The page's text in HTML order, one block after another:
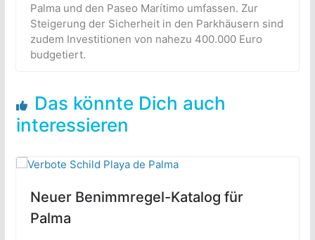
Palma und den Paseo Marítimo umfassen. Zur
Steigerung der Sicherheit in den Parkhäusern sind
zudem Investitionen von nahezu 400.000 Euro
budgetiert.
Das könnte Dich auch
interessieren
Neuer Benimmregel-Katalog für
Palma